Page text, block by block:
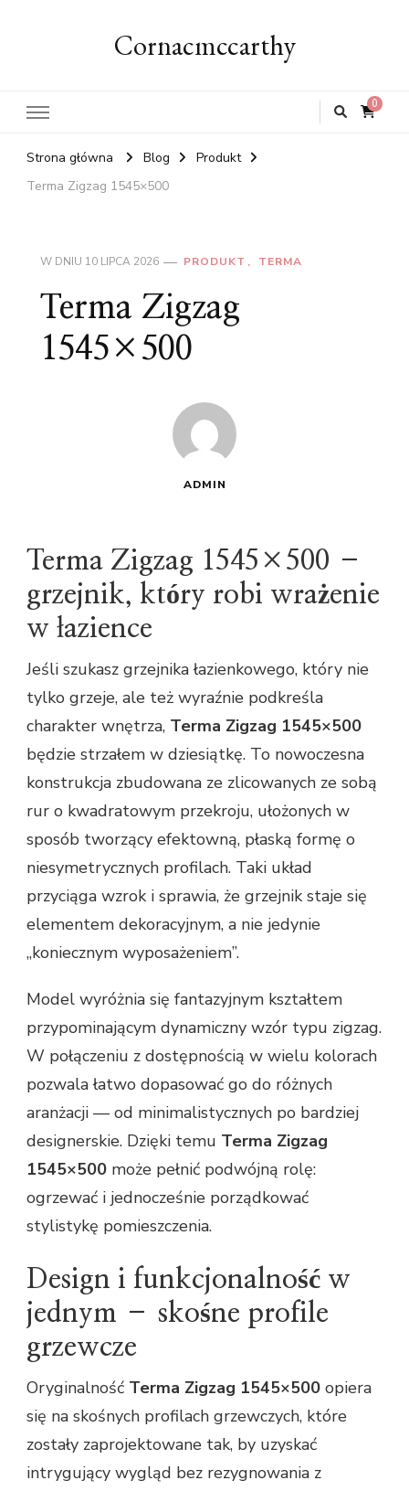
Cornacmccarthy
0
Strona główna Blog
Produkt
Terma Zigzag 1545×500
W DNIU 10 LIPCA 2026 PRODUKT TERMA
Terma Zigzag
1545×500
ADMIN
Terma Zigzag 1545×500 –
grzejnik, który robi wrażenie
w łazience
Jeśli szukasz grzejnika łazienkowego, który nie
tylko grzeje, ale też wyraźnie podkreśla
charakter wnętrza, Terma Zigzag 1545×500
będzie strzałem w dziesiątkę. To nowoczesna
konstrukcja zbudowana ze zlicowanych ze sobą
rur o kwadratowym przekroju, ułożonych w
sposób tworzący efektowną, płaską formę o
niesymetrycznych profilach. Taki układ
przyciąga wzrok i sprawia, że grzejnik staje się
elementem dekoracyjnym, a nie jedynie
„koniecznym wyposażeniem”.
Model wyróżnia się fantazyjnym kształtem
przypominającym dynamiczny wzór typu zigzag.
W połączeniu z dostępnością w wielu kolorach
pozwala łatwo dopasować go do różnych
aranżacji — od minimalistycznych po bardziej
designerskie. Dzięki temu Terma Zigzag
1545×500 może pełnić podwójną rolę:
ogrzewać i jednocześnie porządkować
stylistykę pomieszczenia.
Design i funkcjonalność w
jednym – skośne profile
grzewcze
Oryginalność Terma Zigzag 1545×500 opiera
się na skośnych profilach grzewczych, które
zostały zaprojektowane tak, by uzyskać
intrygujący wygląd bez rezygnowania z